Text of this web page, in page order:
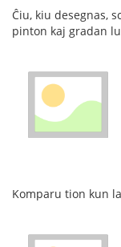
Ĉiu, kiu desegnas,
pinton kaj gradan
Komparu tion kun